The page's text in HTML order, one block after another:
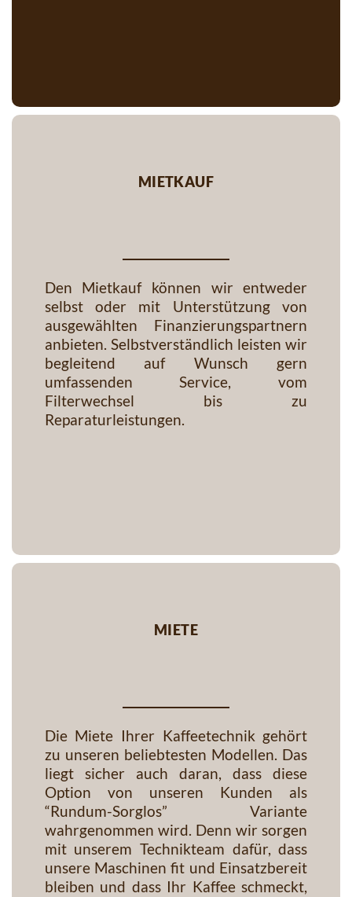
mietkauf
Den Mietkauf können wir entweder
selbst oder mit Unterstützung von
ausgewählten Finanzierungspartnern
anbieten. Selbstverständlich leisten wir
begleitend auf Wunsch gern
umfassenden Service, vom
Filterwechsel bis zu
Reparaturleistungen.
miete
Die Miete Ihrer Kaffeetechnik gehört
zu unseren beliebtesten Modellen. Das
liegt sicher auch daran, dass diese
Option von unseren Kunden als
“Rundum-Sorglos” Variante
wahrgenommen wird. Denn wir sorgen
mit unserem Technikteam dafür, dass
unsere Maschinen fit und Einsatzbereit
bleiben und dass Ihr Kaffee schmeckt,